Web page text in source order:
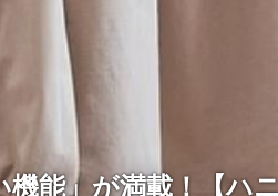
機能」が満載！【ハ